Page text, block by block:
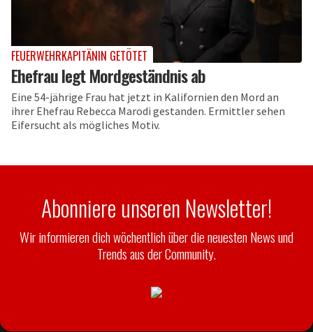
FEUERWEHRKAPITÄNIN GETÖTET
Ehefrau legt Mordgeständnis ab
Eine 54-jährige Frau hat jetzt in Kalifornien den Mord an
ihrer Ehefrau Rebecca Marodi gestanden. Ermittler sehen
Eifersucht als mögliches Motiv.
Abonniere unseren Newsletter!
Wir informieren dich wöchentlich über die neuesten News und
Trends aus der Community.